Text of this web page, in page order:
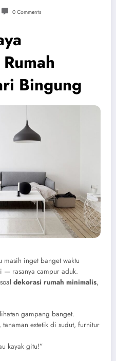
0 Comments
Bingung
masih inget banget waktu
— rasanya campur aduk.
dekorasi rumah minimalis,
gampang banget.
estetik di sudut, furnitur
kayak gitu!”